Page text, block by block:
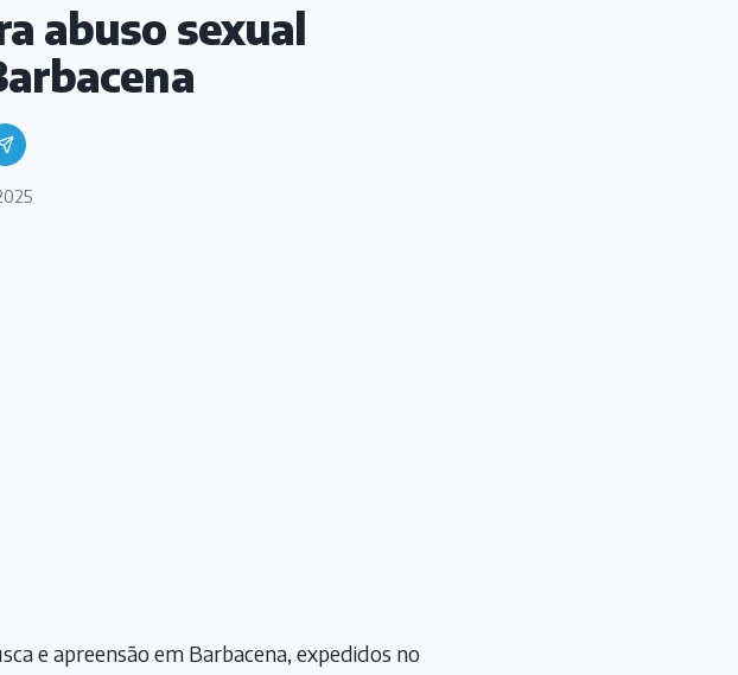
abuso sexual
e apreensão em Barbacena, expedidos no